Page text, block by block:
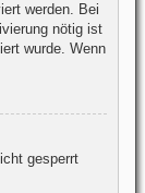
werden. Bei
nötig ist
wurde. Wenn
gesperrt